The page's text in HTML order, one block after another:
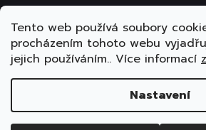
Tento web používá soubory
procházením tohoto webu
jejich používáním.. Více informací
Nastavení
Přijímáme online platby